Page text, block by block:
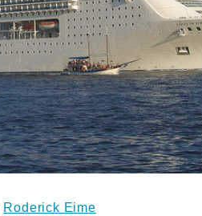
Roderick Eime